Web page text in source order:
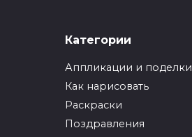
Категории
Аппликации и поделки
Как нарисовать
Раскраски
Поздравления